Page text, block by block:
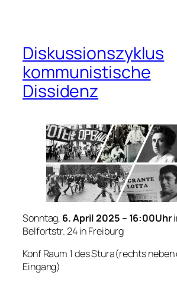
Diskussionszyklus
kommunistische
Dissidenz
Sonntag, 6. April 2025 – 16:00Uhr
Belfortstr. 24 in Freiburg
Konf Raum 1 des Stura(rechts neben
Eingang)